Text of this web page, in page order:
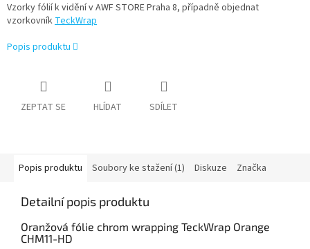
Vzorky fólií k vidění v AWF STORE Praha 8, případně objednat
vzorkovníkTeckWrap
Popis produktu
ZEPTAT SE HLÍDAT SDÍLET
Popis produktu Soubory ke stažení (1) Diskuze Značka
Detailní popis produktu
Oranžová fólie chrom wrapping TeckWrap Orange
CHM11-HD